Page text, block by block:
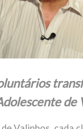
de